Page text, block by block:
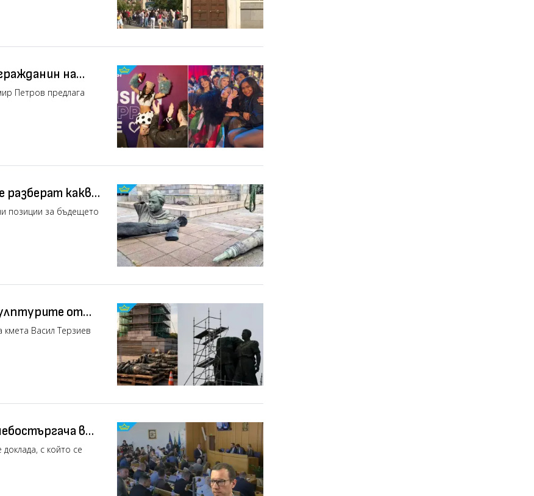
на
Петров предлага
какво
съвестката
позиции за бъдещето
от
Васил Терзиев
в
с който се